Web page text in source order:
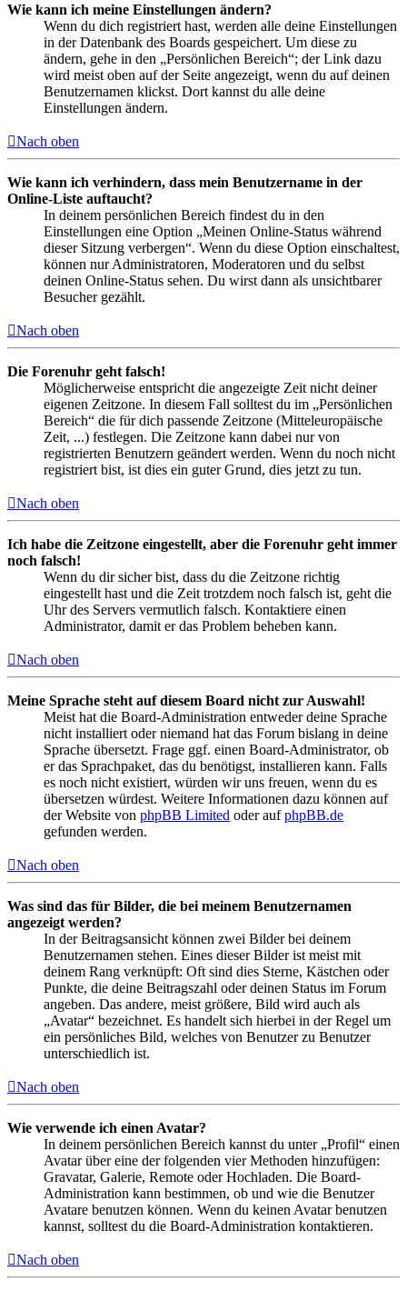
Wie kann ich meine Einstellungen ändern?
Wenn du dich registriert hast, werden alle deine Einstellungen
in der Datenbank des Boards gespeichert. Um diese zu
ändern, gehe in den „Persönlichen Bereich“; der Link dazu
wird meist oben auf der Seite angezeigt, wenn du auf deinen
Benutzernamen klickst. Dort kannst du alle deine
Einstellungen ändern.
Nach oben
Wie kann ich verhindern, dass mein Benutzername in der
Online-Liste auftaucht?
In deinem persönlichen Bereich findest du in den
Einstellungen eine Option „Meinen Online-Status während
dieser Sitzung verbergen“. Wenn du diese Option einschaltest,
können nur Administratoren, Moderatoren und du selbst
deinen Online-Status sehen. Du wirst dann als unsichtbarer
Besucher gezählt.
Nach oben
Die Forenuhr geht falsch!
Möglicherweise entspricht die angezeigte Zeit nicht deiner
eigenen Zeitzone. In diesem Fall solltest du im „Persönlichen
Bereich“ die für dich passende Zeitzone (Mitteleuropäische
Zeit, ...) festlegen. Die Zeitzone kann dabei nur von
registrierten Benutzern geändert werden. Wenn du noch nicht
registriert bist, ist dies ein guter Grund, dies jetzt zu tun.
Nach oben
Ich habe die Zeitzone eingestellt, aber die Forenuhr geht immer
noch falsch!
Wenn du dir sicher bist, dass du die Zeitzone richtig
eingestellt hast und die Zeit trotzdem noch falsch ist, geht die
Uhr des Servers vermutlich falsch. Kontaktiere einen
Administrator, damit er das Problem beheben kann.
Nach oben
Meine Sprache steht auf diesem Board nicht zur Auswahl!
Meist hat die Board-Administration entweder deine Sprache
nicht installiert oder niemand hat das Forum bislang in deine
Sprache übersetzt. Frage ggf. einen Board-Administrator, ob
er das Sprachpaket, das du benötigst, installieren kann. Falls
es noch nicht existiert, würden wir uns freuen, wenn du es
übersetzen würdest. Weitere Informationen dazu können auf
der Website von phpBB Limited oder aufphpBB.de
gefunden werden.
Nach oben
Was sind das für Bilder, die bei meinem Benutzernamen
angezeigt werden?
In der Beitragsansicht können zwei Bilder bei deinem
Benutzernamen stehen. Eines dieser Bilder ist meist mit
deinem Rang verknüpft: Oft sind dies Sterne, Kästchen oder
Punkte, die deine Beitragszahl oder deinen Status im Forum
angeben. Das andere, meist größere, Bild wird auch als
„Avatar“ bezeichnet. Es handelt sich hierbei in der Regel um
ein persönliches Bild, welches von Benutzer zu Benutzer
unterschiedlich ist.
Nach oben
Wie verwende ich einen Avatar?
In deinem persönlichen Bereich kannst du unter „Profil“ einen
Avatar über eine der folgenden vier Methoden hinzufügen:
Gravatar, Galerie, Remote oder Hochladen. Die Board-
Administration kann bestimmen, ob und wie die Benutzer
Avatare benutzen können. Wenn du keinen Avatar benutzen
kannst, solltest du die Board-Administration kontaktieren.
Nach oben